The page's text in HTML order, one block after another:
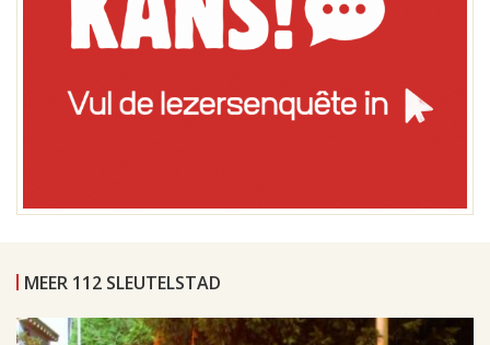
MEER 112 SLEUTELSTAD